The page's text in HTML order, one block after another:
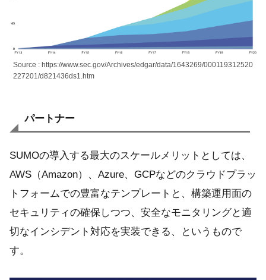
Source : https://www.sec.gov/Archives/edgar/data/1643269/000119312520
227201/d821436ds1.htm
パートナー
SUMOの導入する最大のスケールメリットとしては、
AWS（Amazon）、Azure、GCPなどのクラウドプラッ
トフォームでの豊富なテンプレートと、構築運用面の
セキュリティの確保しつつ、安全なモニタリングと適
切なインシデント対応を実装できる、というもので
す。